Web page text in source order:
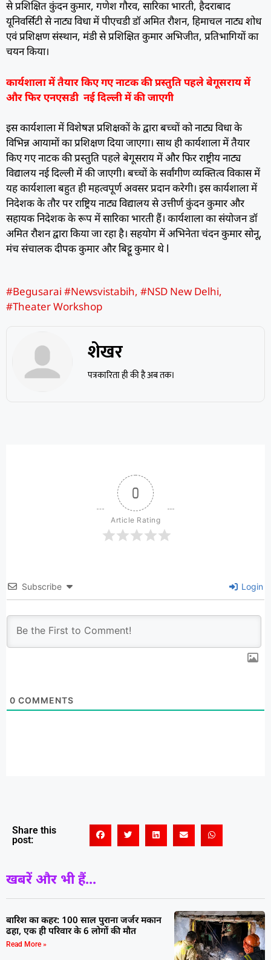
से प्रशिक्षित कुंदन कुमार, गणेश गौरव, सारिका भारती, हैदराबाद
यूनिवर्सिटी से नाट्य विधा में पीएचडी डॉ अमित रौशन, हिमाचल नाट्य शोध
एवं प्रशिक्षण संस्थान, मंडी से प्रशिक्षित कुमार अभिजीत, प्रतिभागियों का
चयन किया।
कार्यशाला में तैयार किए गए नाटक की प्रस्तुति पहले बेगूसराय में
और फिर एनएसडी नई दिल्ली में की जाएगी
इस कार्यशाला में विशेषज्ञ प्रशिक्षकों के द्वारा बच्चों को नाट्य विधा के
विभिन्न आयामों का प्रशिक्षण दिया जाएगा। साथ ही कार्यशाला में तैयार
किए गए नाटक की प्रस्तुति पहले बेगूसराय में और फिर राष्ट्रीय नाट्य
विद्यालय नई दिल्ली में की जाएगी। बच्चों के सर्वांगीण व्यक्तित्व विकास में
यह कार्यशाला बहुत ही महत्वपूर्ण अवसर प्रदान करेगी। इस कार्यशाला में
निदेशक के तौर पर राष्ट्रिय नाट्य विद्यालय से उत्तीर्ण कुंदन कुमार और
सहायक निदेशक के रूप में सारिका भारती हैं। कार्यशाला का संयोजन डॉ
अमित रौशन द्वारा किया जा रहा है। सहयोग में अभिनेता चंदन कुमार सोनू,
मंच संचालक दीपक कुमार और बिट्टू कुमार थे l
#Begusarai #Newsvistabih, #NSD New Delhi,
#Theater Workshop
शेखर
पत्रकारिता ही की है अब तक।
0
Article Rating
Subscribe Login
0 COMMENTS
Share this
post:
खबरें और भी हैं...
बारिश का कहर: 100 साल पुराना जर्जर मकान
ढहा, एक ही परिवार के 6 लोगों की मौत
Read More »